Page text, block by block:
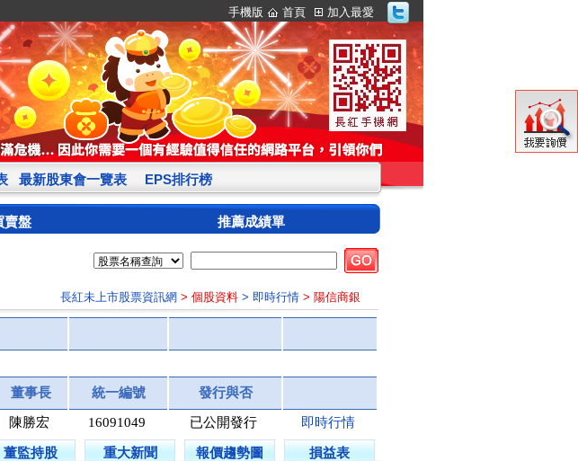
手機版 首頁 加入最愛
最新股東會一覽表 EPS排行榜
賣盤 推薦成績單
長紅未上市股票資訊網 > 個股資料 > 即時行情 > 陽信商銀
董事長 統一編號 發行與否
陳勝宏 16091049 已公開發行 即時行情
董監持股 重大新聞 報價趨勢圖 損益表